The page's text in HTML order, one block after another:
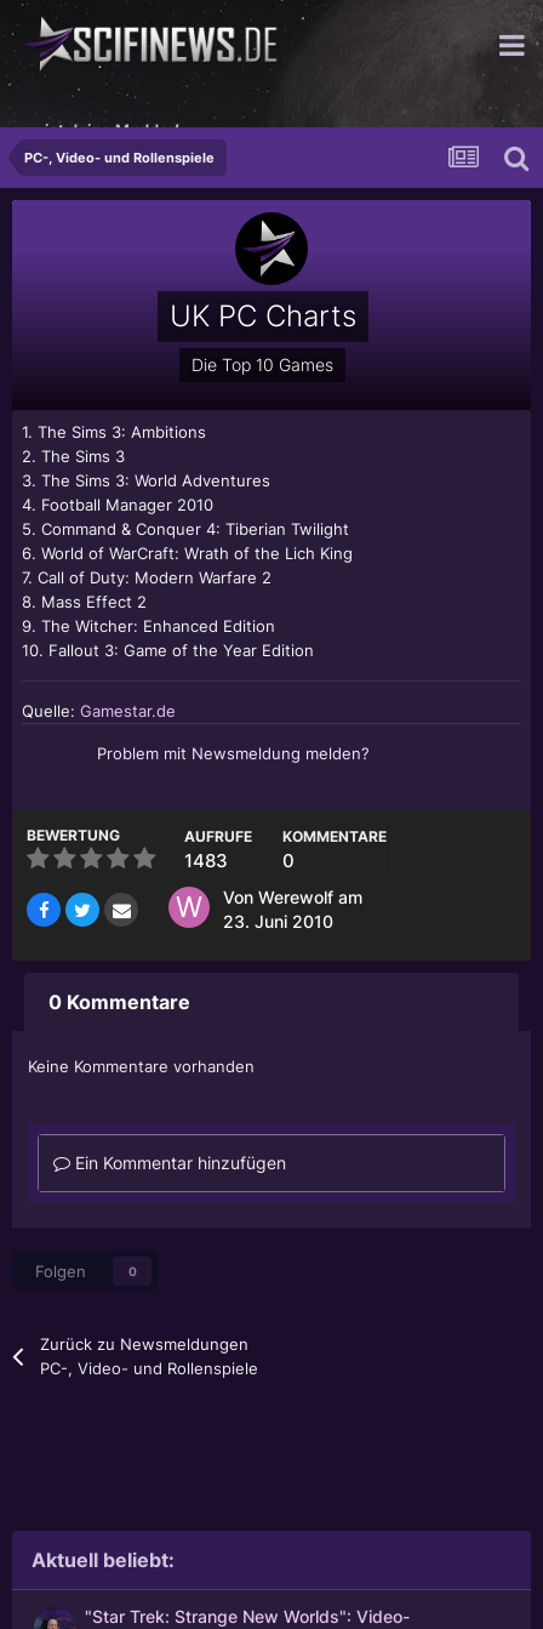
...ist deine Mudder!
PC-, Video- und Rollenspiele
UK PC Charts
Die Top 10 Games
1. The Sims 3: Ambitions
2. The Sims 3
3. The Sims 3: World Adventures
4. Football Manager 2010
5. Command & Conquer 4: Tiberian Twilight
6. World of WarCraft: Wrath of the Lich King
7. Call of Duty: Modern Warfare 2
8. Mass Effect 2
9. The Witcher: Enhanced Edition
10. Fallout 3: Game of the Year Edition
Quelle: Gamestar.de
Problem mit Newsmeldung melden?
BEWERTUNG AUFRUFE
1483
KOMMENTARE
0
Von Werewolf am
23. Juni 2010
0 Kommentare
Keine Kommentare vorhanden
Ein Kommentar hinzufügen
Folgen 0
Zurück zu Newsmeldungen
PC-, Video- und Rollenspiele
Aktuell beliebt:
"Star Trek: Strange New Worlds": Video-